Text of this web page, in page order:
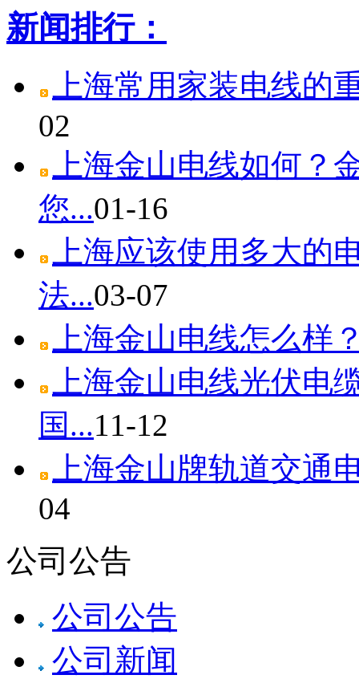
新闻排行：
上海常用家装电线的
02
上海金山电线如何？
您...01-16
上海应该使用多大的
法...03-07
上海金山电线怎么样
上海金山电线光伏电
国...11-12
上海金山牌轨道交通
04
公司公告
公司公告
公司新闻